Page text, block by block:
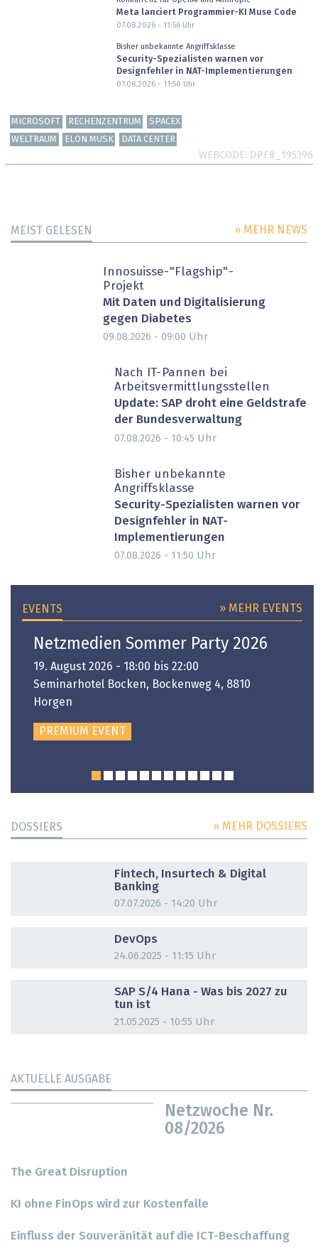
Meta lanciert Programmier-KI Muse Code
07.08.2026 - 11:56Uhr
Bisher unbekannte Angriffsklasse
Security-Spezialisten warnen vor
Designfehler in NAT-Implementierungen
07.08.2026 - 11:50 Uhr
MICROSOFT RECHENZENTRUM
SPACEX
WELTRAUM
ELON MUSK DATA CENTER
WEBCODE DPF8_195396
MEIST GELESEN » MEHR NEWS
Innosuisse-"Flagship"-
Projekt
Mit Daten und Digitalisierung
gegen Diabetes
09.08.2026 - 09:00 Uhr
Nach IT-Pannen bei
Arbeitsvermittlungsstellen
Update: SAP droht eine Geldstrafe
der Bundesverwaltung
07.08.2026 - 10:45 Uhr
Bisher unbekannte
Angriffsklasse
Security-Spezialisten warnen vor
Designfehler in NAT-
Implementierungen
07.08.2026 - 11:50 Uhr
EVENTS » MEHR EVENTS
Netzmedien Sommer Party 2026
19. August 2026 - 18:00 bis 22:00
Seminarhotel Bocken, Bockenweg 4, 8810
Horgen
PREMIUM EVENT
DOSSIERS » MEHR DOSSIERS
Fintech, Insurtech & Digital
Banking
07.07.2026 - 14:20 Uhr
DevOps
24.06.2025 - 11:15 Uhr
SAP S/4 Hana - Was bis 2027 zu
tun ist
21.05.2025 - 10:55 Uhr
AKTUELLE AUSGABE
Netzwoche Nr.
08/2026
The Great Disruption
KI ohne FinOps wird zur Kostenfalle
Einfluss der Souveränität auf die ICT-Beschaffung